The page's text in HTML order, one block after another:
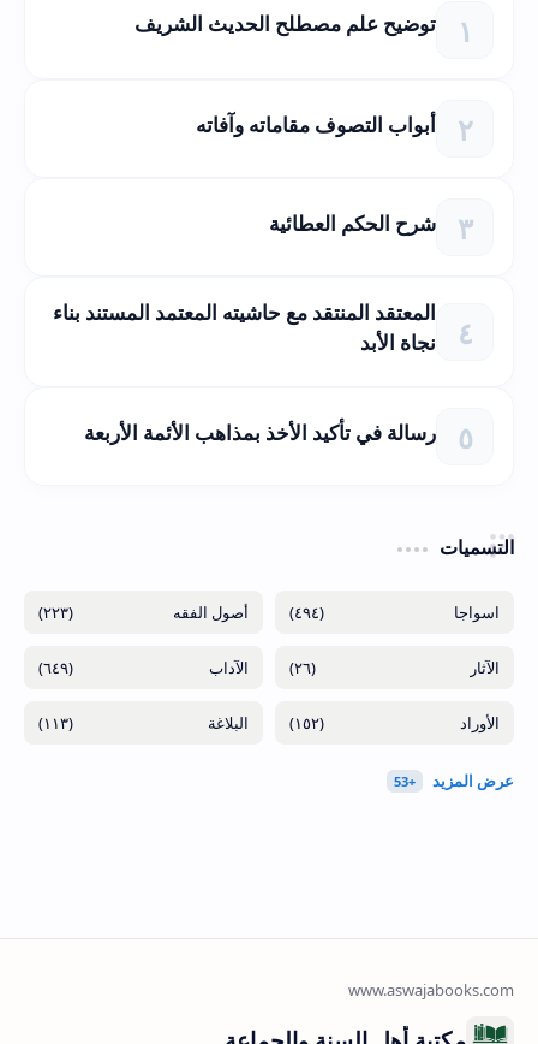
توضيح علم مصطلح الحديث الشريف
أبواب التصوف مقاماته وآفاته
شرح الحكم العطائية
المعتقد المنتقد مع حاشيته المعتمد المستند بناء
نجاة الأبد
رسالة في تأكيد الأخذ بمذاهب الأئمة الأربعة
التسميات
(٤٩٤) (٢٢٣)
(٢٦) (٦٤٩)
(١٥٢) (١١٣)